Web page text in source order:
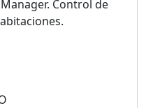
Control de